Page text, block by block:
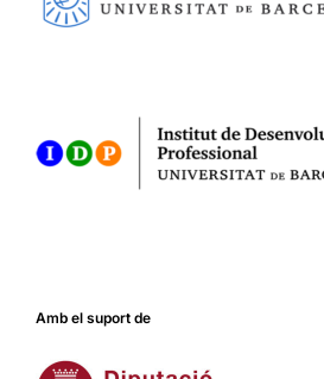
Amb el suport de